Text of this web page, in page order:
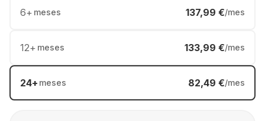
6+ meses 137,99 €/mes
12+ meses 133,99 €/mes
24+ meses 82,49 €/mes